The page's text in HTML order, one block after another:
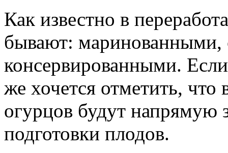
Как известно в
бывают: маринованными,
консервированными.
же хочется отметить, что
огурцов будут напрямую
подготовки плодов.